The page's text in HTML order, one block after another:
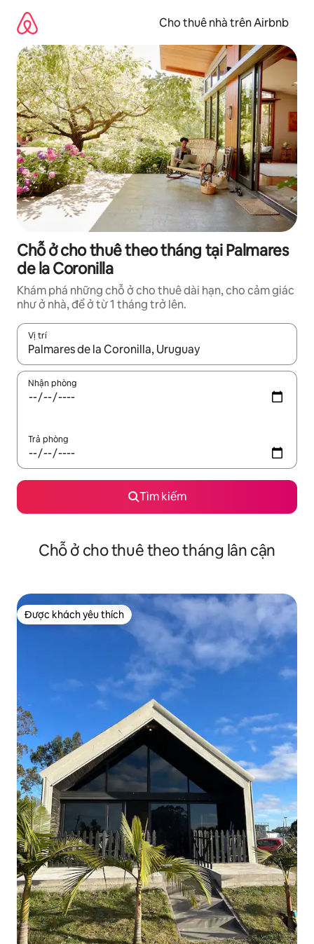
dung
Cho thuê nhà trên Airbnb
Chỗ ở cho thuê theo tháng tại Palmares
de la Coronilla
Khám phá những chỗ ở cho thuê dài hạn, cho cảm giác
như ở nhà, để ở từ 1 tháng trở lên.
Vị trí
Khi có kết quả, hãy điều hướng bằng phím mũi tên lên và
Nhận phòng
Trả phòng
Tìm kiếm
Chỗ ở cho thuê theo tháng lân cận
Được khách yêu thích
Được khách yêu thích